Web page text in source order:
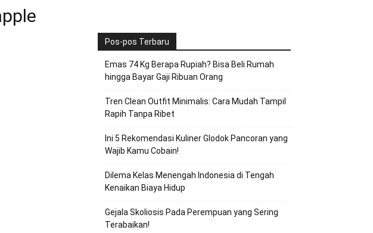
Pos-pos Terbaru
Emas 74 Kg Berapa Rupiah? Bisa Beli Rumah
hingga Bayar Gaji Ribuan Orang
Tren Clean Outfit Minimalis: Cara Mudah Tampil
Rapih Tanpa Ribet
Ini 5 Rekomendasi Kuliner Glodok Pancoran yang
Wajib Kamu Cobain!
Dilema Kelas Menengah Indonesia di Tengah
Kenaikan Biaya Hidup
Gejala Skoliosis Pada Perempuan yang Sering
Terabaikan!